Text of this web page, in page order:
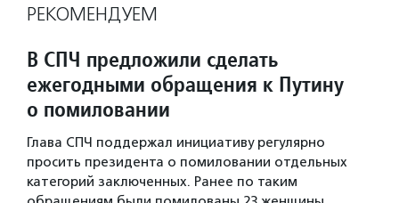
РЕКОМЕНДУЕМ
В СПЧ предложили сделать
ежегодными обращения к Путину
о помиловании
Глава СПЧ поддержал инициативу регулярно
просить президента о помиловании отдельных
категорий заключенных. Ранее по таким